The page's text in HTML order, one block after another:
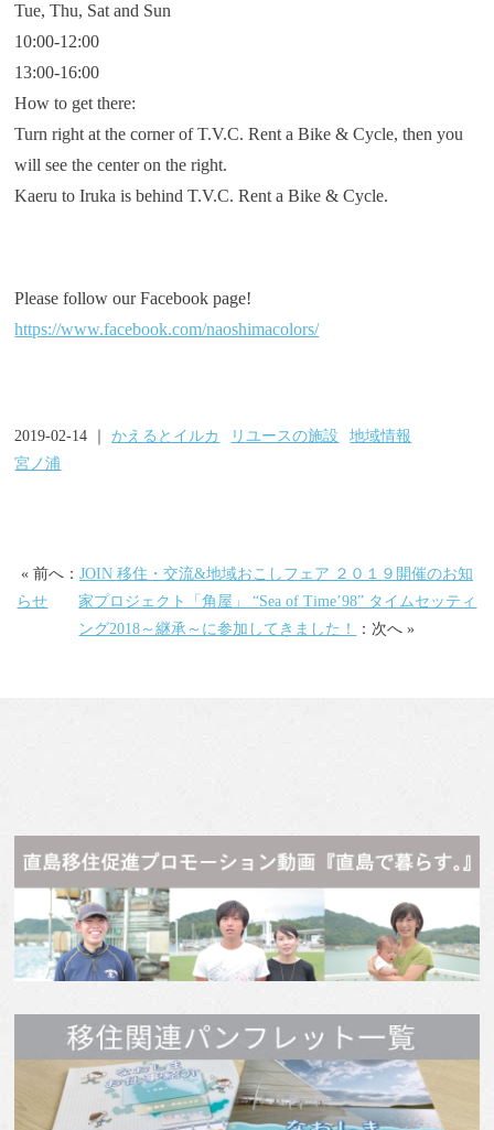
Tue, Thu, Sat and Sun
10:00-12:00
13:00-16:00
How to get there:
Turn right at the corner of T.V.C. Rent a Bike & Cycle, then you
will see the center on the right.
Kaeru to Iruka is behind T.V.C. Rent a Bike & Cycle.
Please follow our Facebook page!
https://www.facebook.com/naoshimacolors/
2019-02-14 ｜かえるとイルカ リユースの施設
地域情報
宮ノ浦
« 前へ： JOIN 移住・交流&地域おこしフェア ２０１９開催のお知
らせ
家プロジェクト「角屋」 “Sea of Time’98” タイムセッティ
ング2018～継承～に参加してきました！
：次へ »